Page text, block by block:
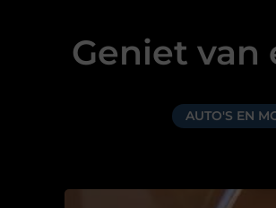
Geniet
AUTO'S EN